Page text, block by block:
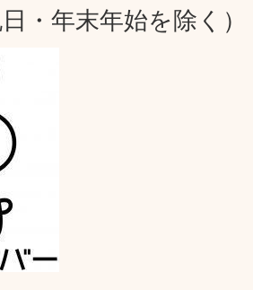
・年末年始を除く）